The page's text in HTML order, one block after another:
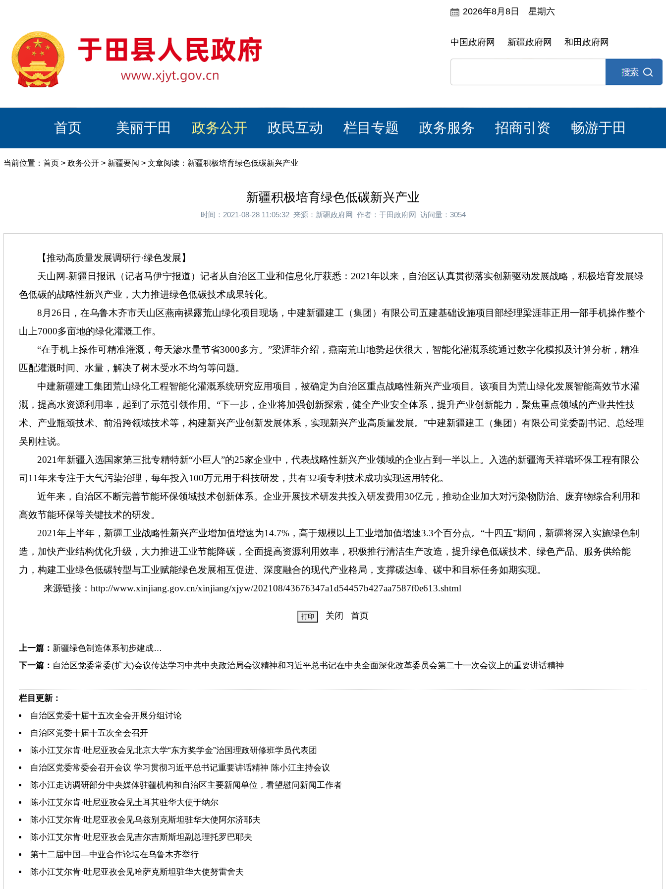
2026年8月8日 星期六
中国政府网 新疆政府网 和田政府网
首页 美丽于田 政务公开 政民互动 栏目专题 政务服务 招商引资 畅游于田
当前位置： 首页 > 政务公开 > 新疆要闻 > 文章阅读：新疆积极培育绿色低碳新兴产业
新疆积极培育绿色低碳新兴产业
时间：2021-08-28 11:05:32 来源：新疆政府网 作者：于田政府网 访问量：3054
【推动高质量发展调研行·绿色发展】
天山网-新疆日报讯（记者马伊宁报道）记者从自治区工业和信息化厅获悉：2021年以来，自治区认真贯彻落实创新驱动发展战略，积极培育发展绿
色低碳的战略性新兴产业，大力推进绿色低碳技术成果转化。
8月26日，在乌鲁木齐市天山区燕南裸露荒山绿化项目现场，中建新疆建工（集团）有限公司五建基础设施项目部经理梁涯菲正用一部手机操作整个
山上7000多亩地的绿化灌溉工作。
“在手机上操作可精准灌溉，每天渗水量节省3000多方。”梁涯菲介绍，燕南荒山地势起伏很大，智能化灌溉系统通过数字化模拟及计算分析，精准
匹配灌溉时间、水量，解决了树木受水不均匀等问题。
中建新疆建工集团荒山绿化工程智能化灌溉系统研究应用项目，被确定为自治区重点战略性新兴产业项目。该项目为荒山绿化发展智能高效节水灌
溉，提高水资源利用率，起到了示范引领作用。“下一步，企业将加强创新探索，健全产业安全体系，提升产业创新能力，聚焦重点领域的产业共性技
术、产业瓶颈技术、前沿跨领域技术等，构建新兴产业创新发展体系，实现新兴产业高质量发展。”中建新疆建工（集团）有限公司党委副书记、总经理
吴刚柱说。
2021年新疆入选国家第三批专精特新“小巨人”的25家企业中，代表战略性新兴产业领域的企业占到一半以上。入选的新疆海天祥瑞环保工程有限公
司11年来专注于大气污染治理，每年投入100万元用于科技研发，共有32项专利技术成功实现运用转化。
近年来，自治区不断完善节能环保领域技术创新体系。企业开展技术研发共投入研发费用30亿元，推动企业加大对污染物防治、废弃物综合利用和
高效节能环保等关键技术的研发。
2021年上半年，新疆工业战略性新兴产业增加值增速为14.7%，高于规模以上工业增加值增速3.3个百分点。“十四五”期间，新疆将深入实施绿色制
造，加快产业结构优化升级，大力推进工业节能降碳，全面提高资源利用效率，积极推行清洁生产改造，提升绿色低碳技术、绿色产品、服务供给能
力，构建工业绿色低碳转型与工业赋能绿色发展相互促进、深度融合的现代产业格局，支撑碳达峰、碳中和目标任务如期实现。
来源链接：http://www.xinjiang.gov.cn/xinjiang/xjyw/202108/43676347a1d54457b427aa7587f0e613.shtml
关闭 首页
上一篇： 新疆绿色制造体系初步建成…
下一篇： 自治区党委常委(扩大)会议传达学习中共中央政治局会议精神和习近平总书记在中央全面深化改革委员会第二十一次会议上的重要讲话精神
栏目更新：
自治区党委十届十五次全会开展分组讨论
自治区党委十届十五次全会召开
陈小江艾尔肯·吐尼亚孜会见北京大学“东方奖学金”治国理政研修班学员代表团
自治区党委常委会召开会议 学习贯彻习近平总书记重要讲话精神 陈小江主持会议
陈小江走访调研部分中央媒体驻疆机构和自治区主要新闻单位，看望慰问新闻工作者
陈小江艾尔肯·吐尼亚孜会见土耳其驻华大使于纳尔
陈小江艾尔肯·吐尼亚孜会见乌兹别克斯坦驻华大使阿尔济耶夫
陈小江艾尔肯·吐尼亚孜会见吉尔吉斯斯坦副总理托罗巴耶夫
第十二届中国—中亚合作论坛在乌鲁木齐举行
陈小江艾尔肯·吐尼亚孜会见哈萨克斯坦驻华大使努雷舍夫